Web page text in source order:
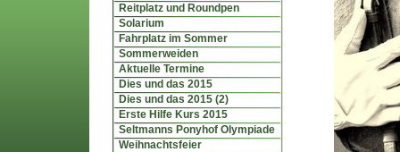
Reitplatz und Roundpen
Solarium
Fahrplatz im Sommer
Sommerweiden
Aktuelle Termine
Dies und das 2015
Dies und das 2015 (2)
Erste Hilfe Kurs 2015
Seltmanns Ponyhof Olympiade
Weihnachtsfeier